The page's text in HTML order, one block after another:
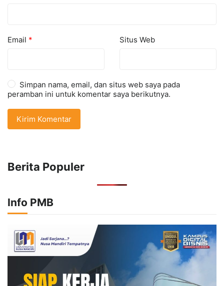
Email * Situs Web
Simpan nama, email, dan situs web saya pada
peramban ini untuk komentar saya berikutnya.
Berita Populer
Info PMB